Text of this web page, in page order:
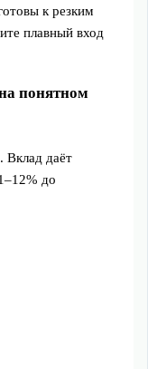
к резким
плавный вход
понятном
Вклад даёт
до